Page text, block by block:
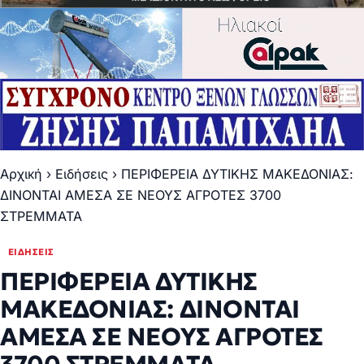
Αρχική › Ειδήσεις › ΠΕΡΙΦΕΡΕΙΑ ΔΥΤΙΚΗΣ ΜΑΚΕΔΟΝΙΑΣ:
ΔΙΝΟΝΤΑΙ ΑΜΕΣΑ ΣΕ ΝΕΟΥΣ ΑΓΡΟΤΕΣ 3700
ΣΤΡΕΜΜΑΤΑ
ΕΙΔΉΣΕΙΣ
ΠΕΡΙΦΕΡΕΙΑ ΔΥΤΙΚΗΣ
ΜΑΚΕΔΟΝΙΑΣ: ΔΙΝΟΝΤΑΙ
ΑΜΕΣΑ ΣΕ ΝΕΟΥΣ ΑΓΡΟΤΕΣ